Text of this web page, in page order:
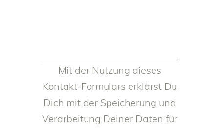
Mit der Nutzung dieses
Kontakt-Formulars erklärst Du
Dich mit der Speicherung und
Verarbeitung Deiner Daten für